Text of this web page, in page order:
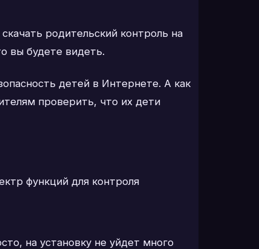
родительский контроль на
вы будете видеть.
детей в Интернете. А как
проверить, что их дети
функций для контроля
на установку не уйдет много